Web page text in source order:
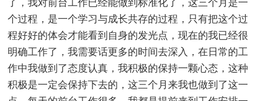
了，我对前台工作已经能做到标准化了，这三个月是一
个过程，是一个学习与成长共存的过程，只有把这个过
程好好的体会才能看到自身的发光点，现在的我已经很
明确工作了，我需要话更多的时间去深入，在日常的工
作中我做到了态度认真，我积极的保持一颗心态，这种
积极是一定会保持下去的，这三个月来我也做到了这一